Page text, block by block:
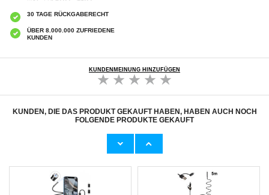
30 TAGE RÜCKGABERECHT
ÜBER 8.000.000 ZUFRIEDENE
KUNDEN
KUNDENMEINUNG HINZUFÜGEN
KUNDEN, DIE DAS PRODUKT GEKAUFT HABEN, HABEN AUCH NOCH
FOLGENDE PRODUKTE GEKAUFT
Samsung Galaxy S24 Ultra Tech-Protect
X5 Home Security Mini WiFi Kamera 1080P
Nachtsichtkamera